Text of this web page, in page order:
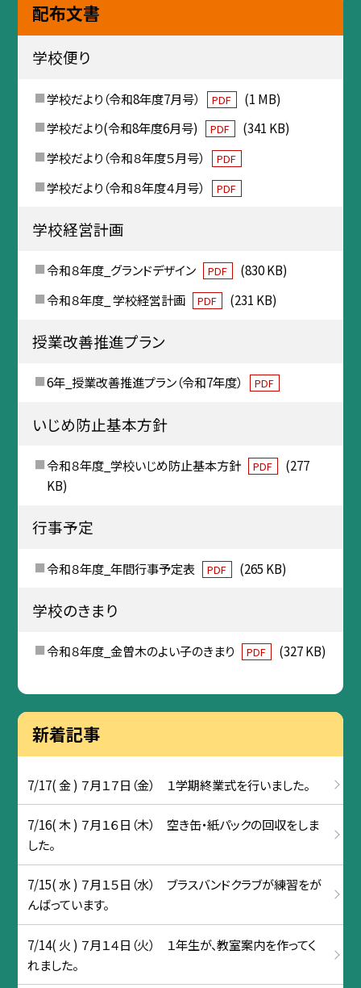
配布文書
学校便り
学校だより（令和8年度7月号） PDF
(1 MB)
学校だより(令和8年度6月号)
PDF
(341 KB)
学校だより（令和８年度５月号）
PDF
学校だより（令和８年度４月号） PDF
学校経営計画
令和８年度_グランドデザイン PDF
(830 KB)
令和８年度_ 学校経営計画
PDF (231 KB)
授業改善推進プラン
6年_授業改善推進プラン（令和7年度） PDF
いじめ防止基本方針
令和８年度_学校いじめ防止基本方針 PDF
(277
KB)
行事予定
令和８年度_年間行事予定表 PDF (265 KB)
学校のきまり
令和８年度_金曽木のよい子のきまり PDF (327 KB)
新着記事
7/17( 金 ) ７月１７日（金） １学期終業式を行いました。
7/16( 木 ) ７月１６日（木） 空き缶・紙パックの回収をしま
した。
7/15( 水 ) ７月１５日（水） ブラスバンドクラブが練習をが
んばっています。
7/14( 火 ) ７月１４日（火） １年生が、教室案内を作ってく
れました。